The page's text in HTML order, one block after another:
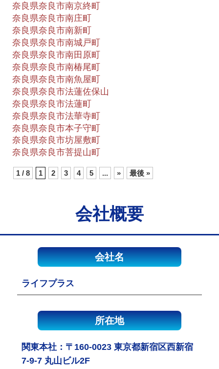
奈良県奈良市南京終町
奈良県奈良市南庄町
奈良県奈良市南新町
奈良県奈良市南城戸町
奈良県奈良市南田原町
奈良県奈良市南椿尾町
奈良県奈良市南魚屋町
奈良県奈良市法蓮佐保山
奈良県奈良市法蓮町
奈良県奈良市法華寺町
奈良県奈良市本子守町
奈良県奈良市坊屋敷町
奈良県奈良市菩提山町
1 / 8 1 2 3 4 5 ... » 最後 »
会社概要
会社名
ライフプラス
所在地
関東本社：〒160-0023 東京都新宿区西新宿
7-9-7 丸山ビル2F